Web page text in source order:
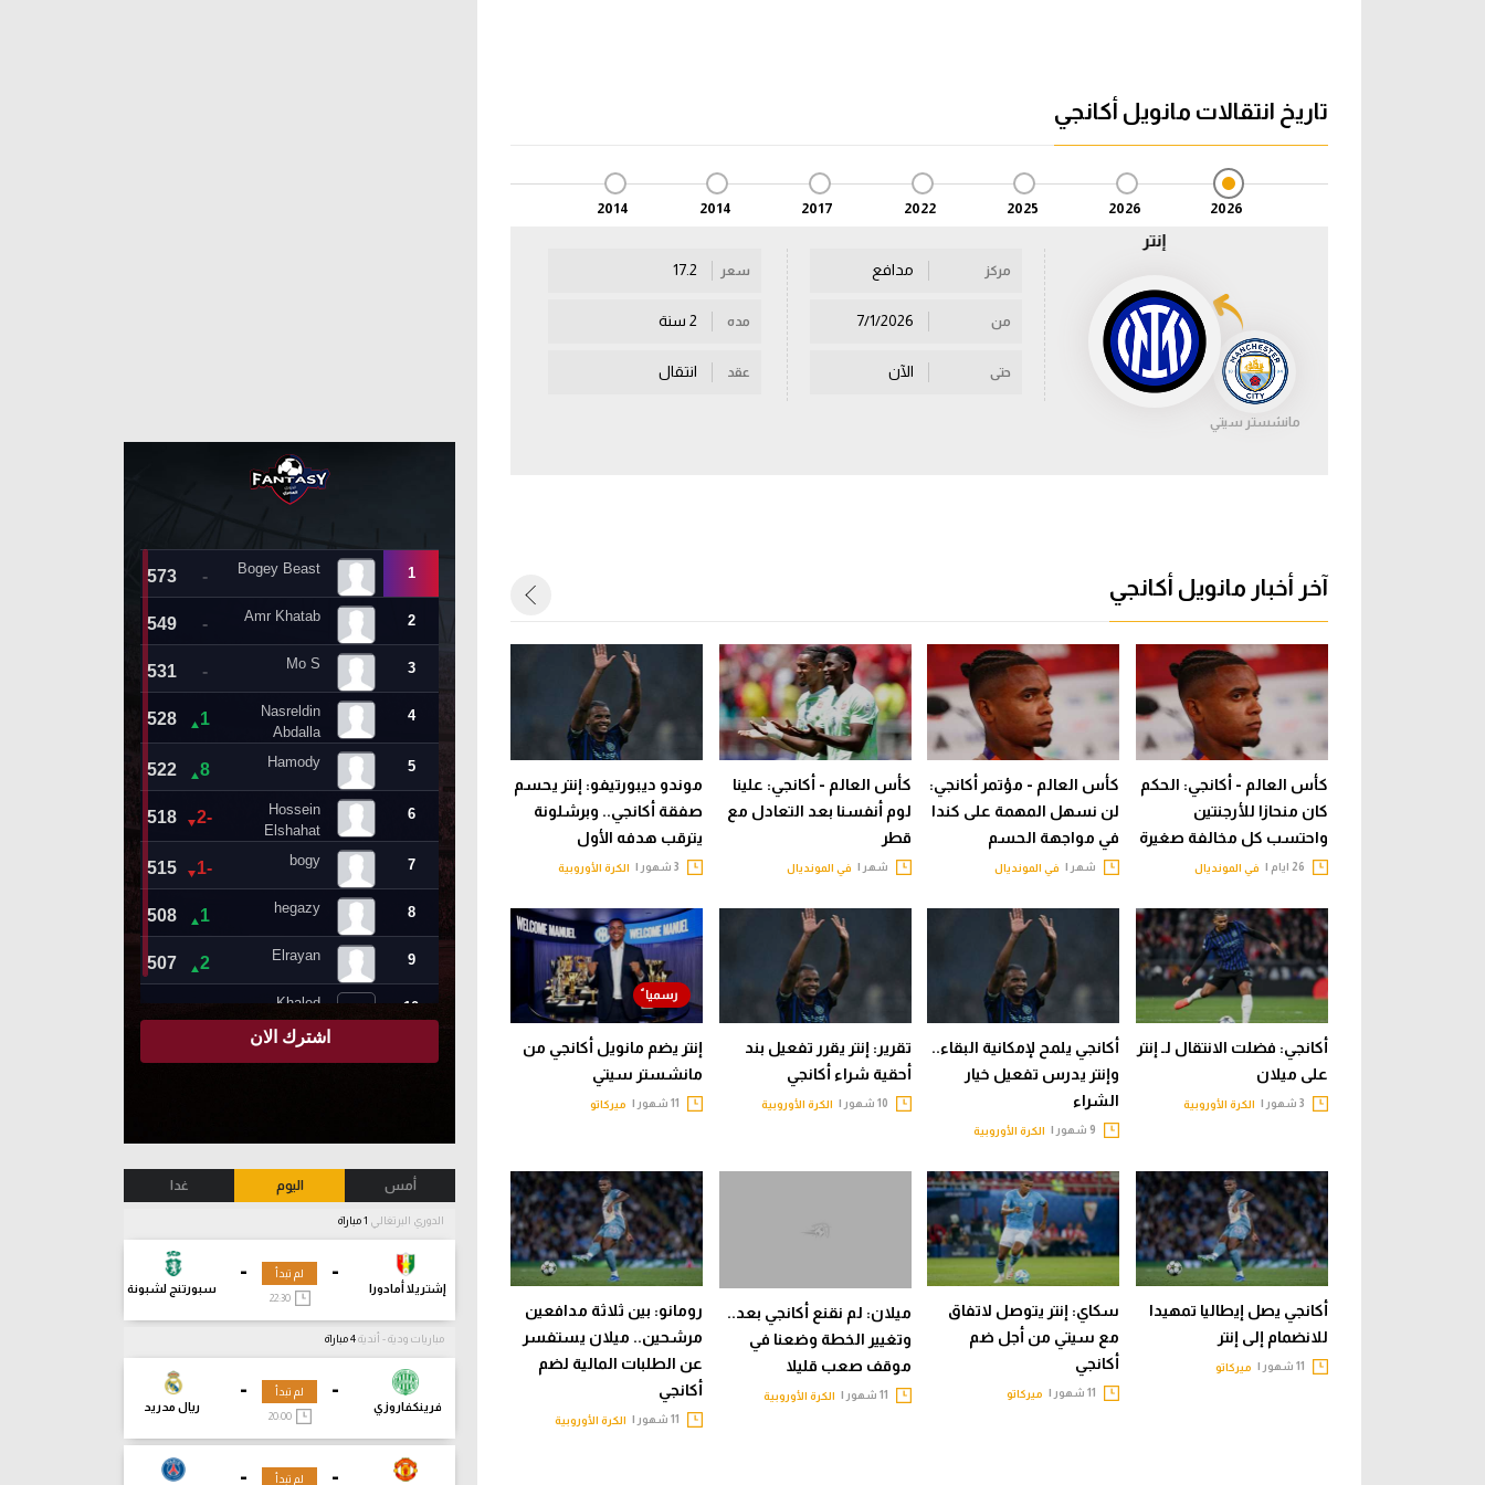
تاريخ انتقالات مانويل أكانجي
2026
2026
2025
2022
2017
2014
2014
إنتر
مانشستر سيتي
مركز مدافع
من
حتى الآن
سعر
مده
عقد انتقال
آخر أخبار مانويل أكانجي
كأس العالم - أكانجي: الحكم
كان منحازا للأرجنتين
واحتسب كل مخالفة صغيرة
في المونديال
كأس العالم - مؤتمر أكانجي:
لن نسهل المهمة على كندا
في مواجهة الحسم
شهر | في المونديال
كأس العالم - أكانجي: علينا
لوم أنفسنا بعد التعادل مع
قطر
شهر | في المونديال
موندو ديبورتيفو: إنتر يحسم
صفقة أكانجي.. وبرشلونة
يترقب هدفه الأول
الكرة الأوروبية
أكانجي: فضلت الانتقال لـ إنتر
على ميلان
الكرة الأوروبية
أكانجي يلمح لإمكانية البقاء..
وإنتر يدرس تفعيل خيار
الشراء
الكرة الأوروبية
تقرير: إنتر يقرر تفعيل بند
أحقية شراء أكانجي
الكرة الأوروبية
إنتر يضم مانويل أكانجي من
مانشستر سيتي
ميركاتو
أكانجي يصل إيطاليا تمهيدا
للانضمام إلى إنتر
ميركاتو
سكاي: إنتر يتوصل لاتفاق
مع سيتي من أجل ضم
أكانجي
ميركاتو
ميلان: لم نقنع أكانجي بعد..
وتغيير الخطة وضعنا في
موقف صعب قليلا
الكرة الأوروبية
رومانو: بين ثلاثة مدافعين
مرشحين.. ميلان يستفسر
عن الطلبات المالية لضم
أكانجي
الكرة الأوروبية
أمس اليوم غدا
الدوري البرتغالي
-
إشتريلا أمادورا
-
سبورتنج لشبونة
لم تبدأ
22:30
مباريات ودية - أندية
-
فرينكفاروزي
-
ريال مدريد
لم تبدأ
20:00
-
-
لم تبدأ